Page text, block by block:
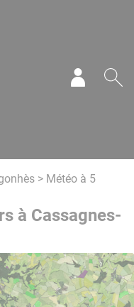
> Météo à 5
à Cassagnes-